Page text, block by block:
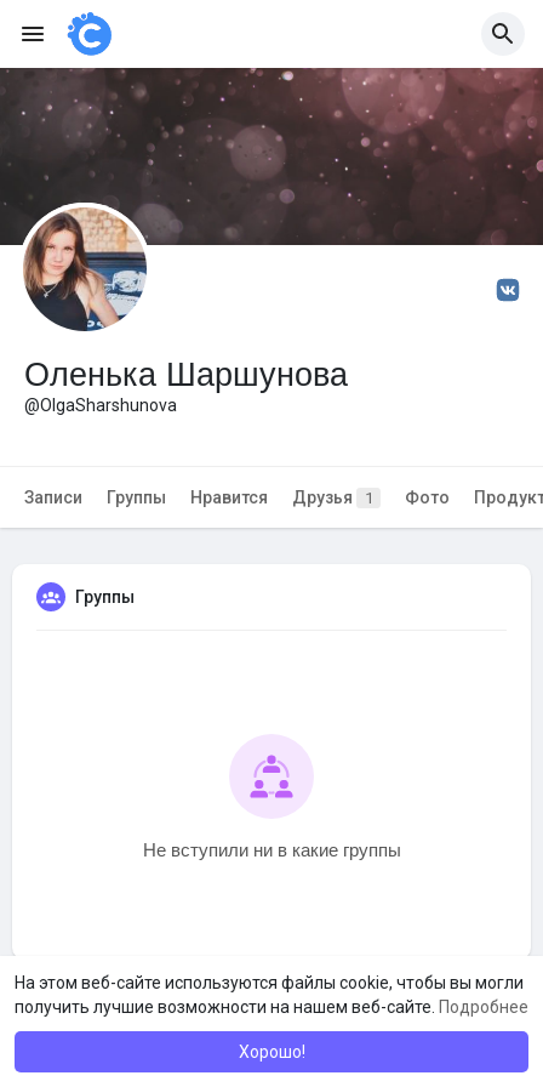
На этом веб-сайте используются файлы cookie, чтобы вы могли
получить лучшие возможности на нашем веб-сайте. Подробнее
Хорошо!
Оленька Шаршунова
@OlgaSharshunova
Записи Группы Нравится Друзья 1 Фото
Группы
Не вступили ни в какие группы